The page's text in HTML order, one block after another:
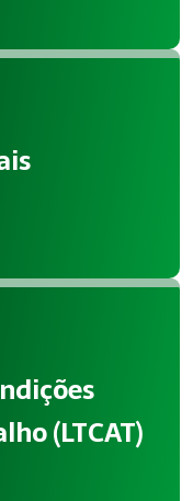
(LTCAT)